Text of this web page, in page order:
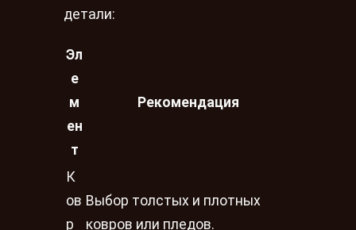
детали:
Эл
е
м
ен
т
Рекомендация
К
ов
р
Выбор толстых и плотных
ковров или пледов.